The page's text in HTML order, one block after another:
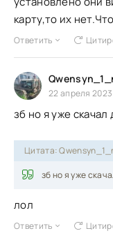
карту,то их
Ответить
22 апреля
зб но я уже скачал
Цитата:
зб но я уже
лол
Ответить